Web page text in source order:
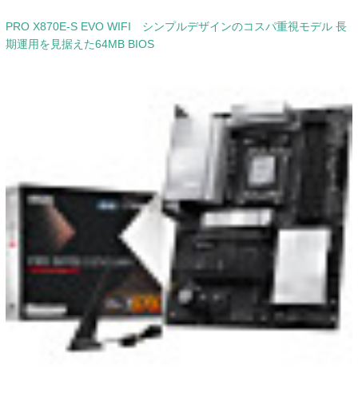
PRO X870E-S EVO WIFI シンプルデザインのコスパ重視モデル 長
期運用を見据えた64MB BIOS